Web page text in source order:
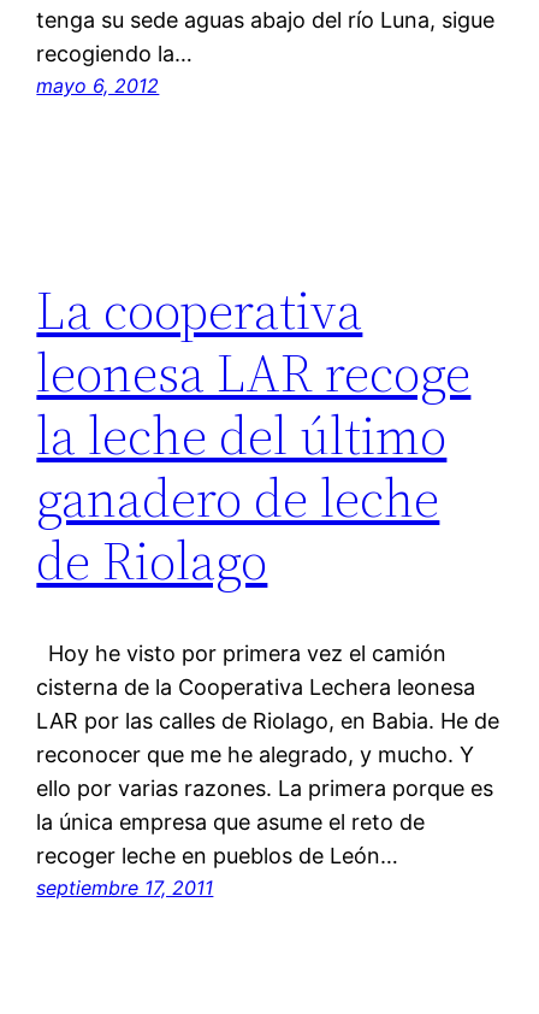
tenga su sede aguas abajo del río Luna, sigue
recogiendo la…
mayo 6, 2012
La cooperativa
leonesa LAR recoge
la leche del último
ganadero de leche
de Riolago
Hoy he visto por primera vez el camión
cisterna de la Cooperativa Lechera leonesa
LAR por las calles de Riolago, en Babia. He de
reconocer que me he alegrado, y mucho. Y
ello por varias razones. La primera porque es
la única empresa que asume el reto de
recoger leche en pueblos de León…
septiembre 17, 2011